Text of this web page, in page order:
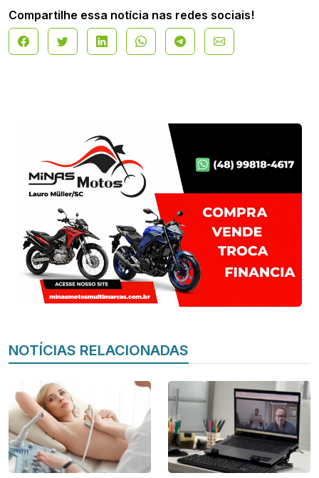
Compartilhe essa notícia nas redes sociais!
NOTÍCIAS RELACIONADAS